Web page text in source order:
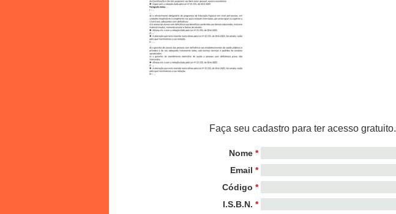
Faça seu cadastro para ter acesso gratuito.
Nome *
Email *
Código *
I.S.B.N. *